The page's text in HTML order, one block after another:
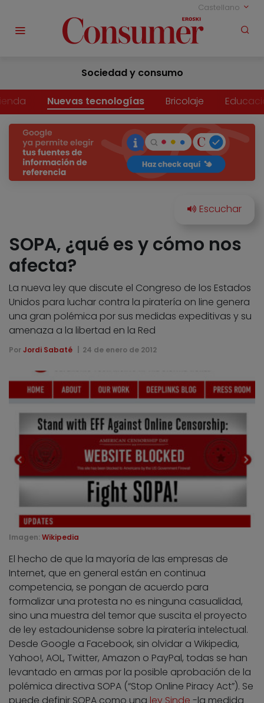
Castellano
Sociedad y consumo
Nuevas tecnologías Bricolaje
SOPA, ¿qué es y cómo nos
afecta?
La nueva ley que discute el Congreso de los Estados
Unidos para luchar contra la piratería on line genera
una gran polémica por sus medidas expeditivas y su
amenaza a la libertad en la Red
Por Jordi Sabaté 24 de enero de 2012
Imagen: Wikipedia
El hecho de que la mayoría de las empresas de
Internet, que en general están en continua
competencia, se pongan de acuerdo para
formalizar una protesta no es ninguna casualidad,
sino una muestra del temor que suscita el proyecto
de ley estadounidense sobre la piratería intelectual.
Desde Google a Facebook, sin olvidar a Wikipedia,
Yahoo!, AOL, Twitter, Amazon o PayPal, todas se han
levantado en armas por la posible aprobación de la
polémica directiva SOPA (“Stop Online Piracy Act”). Se